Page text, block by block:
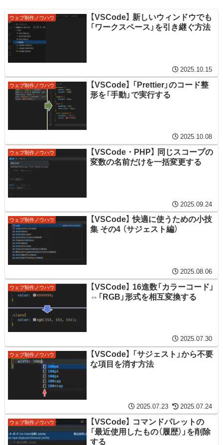
ウェブ制作ノウハウ
【VSCode】 新しいウィンドウでも
「ワークスペース」を引き継ぐ方法
2025.10.15
ウェブ制作ノウハウ
【VSCode】 「Prettier」のコード整
形を「手動」で実行する
2025.10.08
ウェブ制作ノウハウ
【VSCode・PHP】 同じスコープの
変数の名前だけを一括変更する
2025.09.24
ウェブ制作ノウハウ
【VSCode】 快適に使うための小技
集 その4 （サジェスト編）
2025.08.06
ウェブ制作ノウハウ
【VSCode】 16進数「カラーコード」
⇔「RGB」形式を相互変換する
2025.07.30
ウェブ制作ノウハウ
【VSCode】 「サジェスト」から不要
な項目を消す方法
2025.07.23 2025.07.24
ウェブ制作ノウハウ
【VSCode】 コマンドパレットの
「最近使用したもの（履歴）」を削除
する